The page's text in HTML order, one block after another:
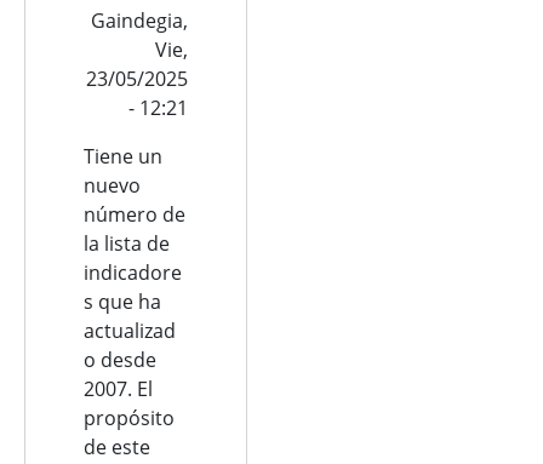
Gaindegia,
Vie,
23/05/2025
- 12:21
Tiene un
nuevo
número de
la lista de
indicadore
s que ha
actualizad
o desde
2007. El
propósito
de este